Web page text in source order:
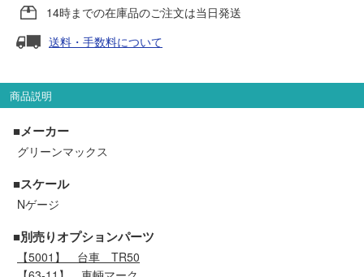
TTC
セール品・キャンペーン
セール商品
走行エリア別 鉄道模型車両リスト
14時までの在庫品のご注文は当日発送
送料・手数料について
商品説明
■メーカー
グリーンマックス
■スケール
Nゲージ
■別売りオプションパーツ
【5001】
台車 TR50